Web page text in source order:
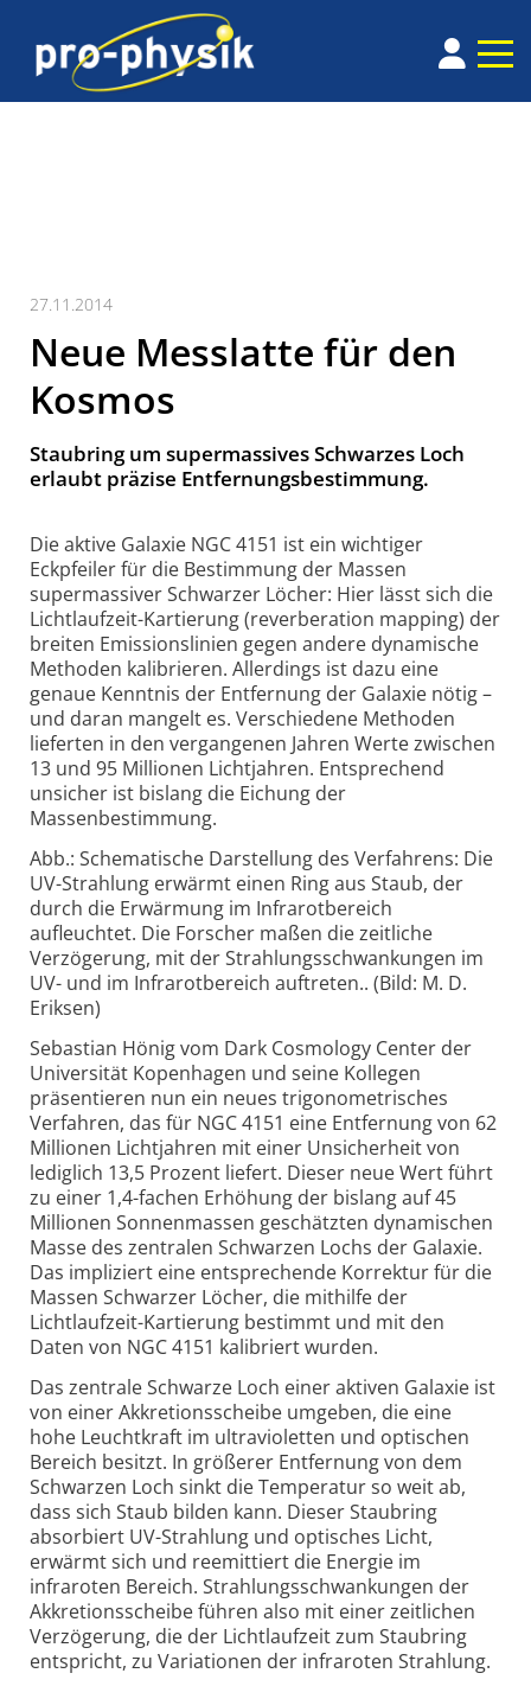
27.11.2014
Neue Messlatte für den
Kosmos
Staubring um supermassives Schwarzes Loch
erlaubt präzise Entfernungsbestimmung.
Die aktive Galaxie NGC 4151 ist ein wichtiger
Eckpfeiler für die Bestimmung der Massen
supermassiver Schwarzer Löcher: Hier lässt sich die
Lichtlaufzeit-Kartierung (reverberation mapping) der
breiten Emissionslinien gegen andere dynamische
Methoden kalibrieren. Allerdings ist dazu eine
genaue Kenntnis der Entfernung der Galaxie nötig –
und daran mangelt es. Verschiedene Methoden
lieferten in den vergangenen Jahren Werte zwischen
13 und 95 Millionen Lichtjahren. Entsprechend
unsicher ist bislang die Eichung der
Massenbestimmung.
Abb.: Schematische Darstellung des Verfahrens: Die
UV-Strahlung erwärmt einen Ring aus Staub, der
durch die Erwärmung im Infrarotbereich
aufleuchtet. Die Forscher maßen die zeitliche
Verzögerung, mit der Strahlungsschwankungen im
UV- und im Infrarotbereich auftreten.. (Bild: M. D.
Eriksen)
Sebastian Hönig vom Dark Cosmology Center der
Universität Kopenhagen und seine Kollegen
präsentieren nun ein neues trigonometrisches
Verfahren, das für NGC 4151 eine Entfernung von 62
Millionen Lichtjahren mit einer Unsicherheit von
lediglich 13,5 Prozent liefert. Dieser neue Wert führt
zu einer 1,4-fachen Erhöhung der bislang auf 45
Millionen Sonnenmassen geschätzten dynamischen
Masse des zentralen Schwarzen Lochs der Galaxie.
Das impliziert eine entsprechende Korrektur für die
Massen Schwarzer Löcher, die mithilfe der
Lichtlaufzeit-Kartierung bestimmt und mit den
Daten von NGC 4151 kalibriert wurden.
Das zentrale Schwarze Loch einer aktiven Galaxie ist
von einer Akkretionsscheibe umgeben, die eine
hohe Leuchtkraft im ultravioletten und optischen
Bereich besitzt. In größerer Entfernung von dem
Schwarzen Loch sinkt die Temperatur so weit ab,
dass sich Staub bilden kann. Dieser Staubring
absorbiert UV-Strahlung und optisches Licht,
erwärmt sich und reemittiert die Energie im
infraroten Bereich. Strahlungsschwankungen der
Akkretionsscheibe führen also mit einer zeitlichen
Verzögerung, die der Lichtlaufzeit zum Staubring
entspricht, zu Variationen der infraroten Strahlung.